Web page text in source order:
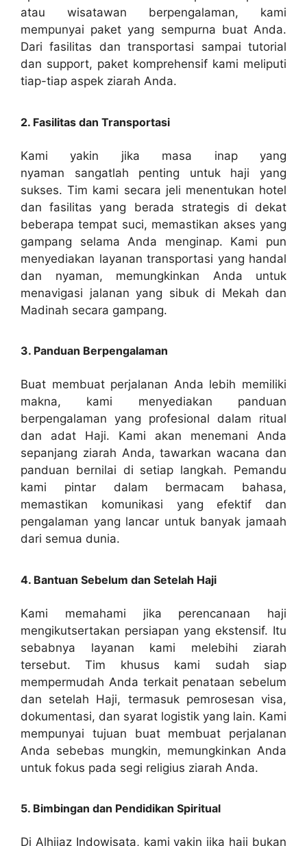
atau wisatawan berpengalaman, kami
mempunyai paket yang sempurna buat Anda.
Dari fasilitas dan transportasi sampai tutorial
dan support, paket komprehensif kami meliputi
tiap-tiap aspek ziarah Anda.
2. Fasilitas dan Transportasi
Kami yakin jika masa inap yang
nyaman sangatlah penting untuk haji yang
sukses. Tim kami secara jeli menentukan hotel
dan fasilitas yang berada strategis di dekat
beberapa tempat suci, memastikan akses yang
gampang selama Anda menginap. Kami pun
menyediakan layanan transportasi yang handal
dan nyaman, memungkinkan Anda untuk
menavigasi jalanan yang sibuk di Mekah dan
Madinah secara gampang.
3. Panduan Berpengalaman
Buat membuat perjalanan Anda lebih memiliki
makna, kami menyediakan panduan
berpengalaman yang profesional dalam ritual
dan adat Haji. Kami akan menemani Anda
sepanjang ziarah Anda, tawarkan wacana dan
panduan bernilai di setiap langkah. Pemandu
kami pintar dalam bermacam bahasa,
memastikan komunikasi yang efektif dan
pengalaman yang lancar untuk banyak jamaah
dari semua dunia.
4. Bantuan Sebelum dan Setelah Haji
Kami memahami jika perencanaan haji
mengikutsertakan persiapan yang ekstensif. Itu
sebabnya layanan kami melebihi ziarah
tersebut. Tim khusus kami sudah siap
mempermudah Anda terkait penataan sebelum
dan setelah Haji, termasuk pemrosesan visa,
dokumentasi, dan syarat logistik yang lain. Kami
mempunyai tujuan buat membuat perjalanan
Anda sebebas mungkin, memungkinkan Anda
untuk fokus pada segi religius ziarah Anda.
5. Bimbingan dan Pendidikan Spiritual
Di Alhijaz Indowisata, kami yakin jika haji bukan